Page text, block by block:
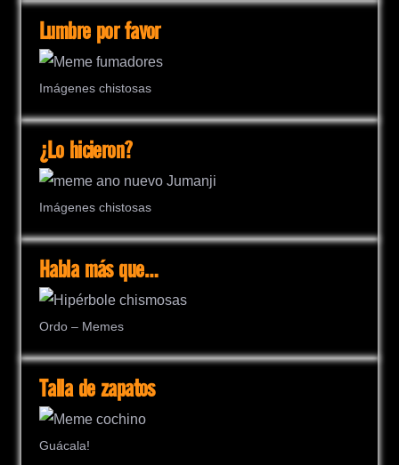
Lumbre por favor
Imágenes chistosas
¿Lo hicieron?
Imágenes chistosas
Habla más que…
Ordo – Memes
Talla de zapatos
Guácala!